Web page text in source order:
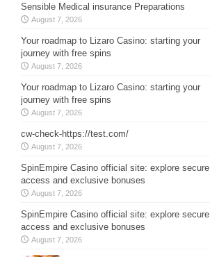
Sensible Medical insurance Preparations
August 7, 2026
Your roadmap to Lizaro Casino: starting your
journey with free spins
August 7, 2026
Your roadmap to Lizaro Casino: starting your
journey with free spins
August 7, 2026
cw-check-https://test.com/
August 7, 2026
SpinEmpire Casino official site: explore secure
access and exclusive bonuses
August 7, 2026
SpinEmpire Casino official site: explore secure
access and exclusive bonuses
August 7, 2026